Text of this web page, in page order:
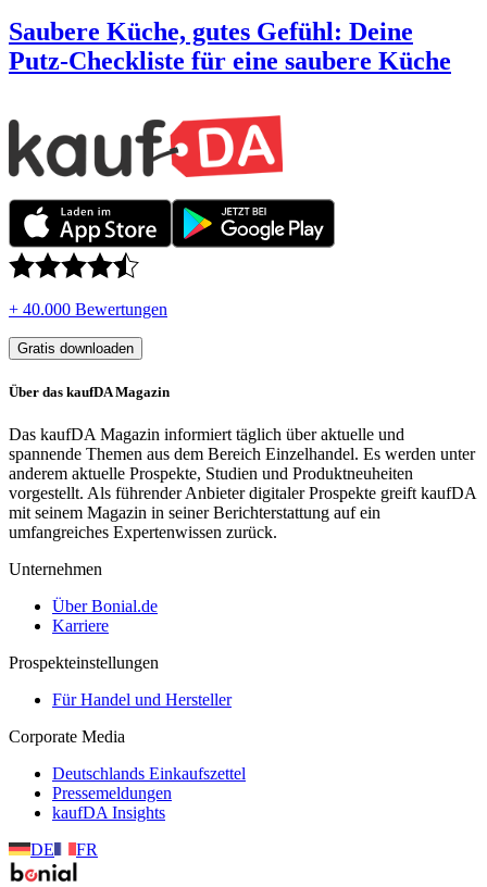
Saubere Küche, gutes Gefühl: Deine
Putz-Checkliste für eine saubere Küche
+ 40.000 Bewertungen
Gratis downloaden
Über das kaufDA Magazin
Das kaufDA Magazin informiert täglich über aktuelle und
spannende Themen aus dem Bereich Einzelhandel. Es werden unter
anderem aktuelle Prospekte, Studien und Produktneuheiten
vorgestellt. Als führender Anbieter digitaler Prospekte greift kaufDA
mit seinem Magazin in seiner Berichterstattung auf ein
umfangreiches Expertenwissen zurück.
Unternehmen
Über Bonial.de
Karriere
Prospekteinstellungen
Für Handel und Hersteller
Corporate Media
Deutschlands Einkaufszettel
Pressemeldungen
kaufDA Insights
DE
FR